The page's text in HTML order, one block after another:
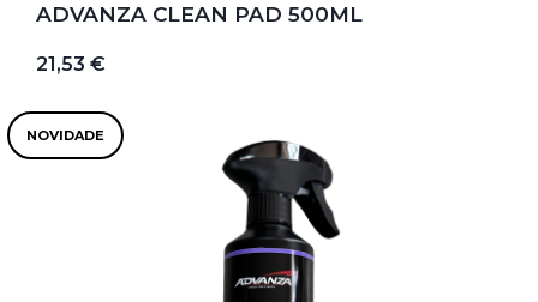
ADVANZA CLEAN PAD 500ML
21,53 €
NOVIDADE